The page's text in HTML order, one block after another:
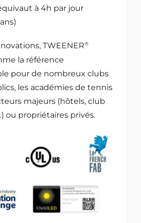
à 4h par jour
TWEENER®
la référence
pour de nombreux clubs
les académies de tennis
majeurs (hôtels, club
ou propriétaires privés.